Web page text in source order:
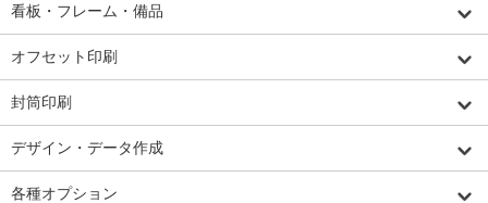
看板・フレーム・備品
オフセット印刷
封筒印刷
デザイン・データ作成
各種オプション